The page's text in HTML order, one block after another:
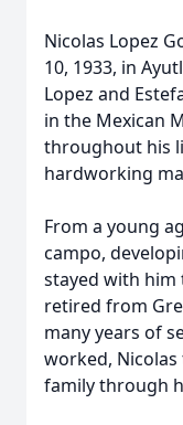
Nicolas Lopez
10, 1933, in
Lopez and
in the Mexican
throughout his
hardworking
From a young
campo,
stayed with
retired from
many years of
worked,
family through